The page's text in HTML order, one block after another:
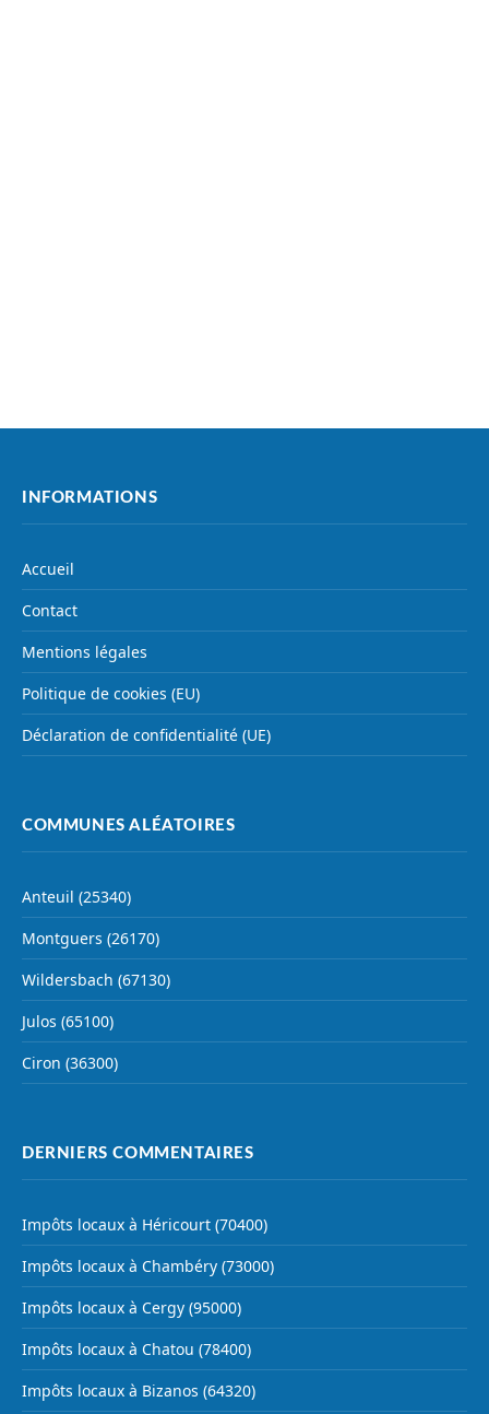
INFORMATIONS
Accueil
Contact
Mentions légales
Politique de cookies (EU)
Déclaration de confidentialité (UE)
COMMUNES ALÉATOIRES
Anteuil (25340)
Montguers (26170)
Wildersbach (67130)
Julos (65100)
Ciron (36300)
DERNIERS COMMENTAIRES
Impôts locaux à Héricourt (70400)
Impôts locaux à Chambéry (73000)
Impôts locaux à Cergy (95000)
Impôts locaux à Chatou (78400)
Impôts locaux à Bizanos (64320)